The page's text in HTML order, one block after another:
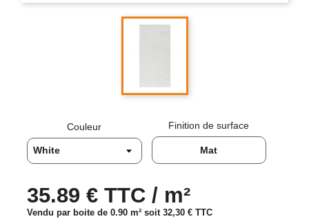
Couleur Finition de surface
Mat
35.89 € TTC / m²
Vendu par boite de 0.90 m² soit 32,30 € TTC